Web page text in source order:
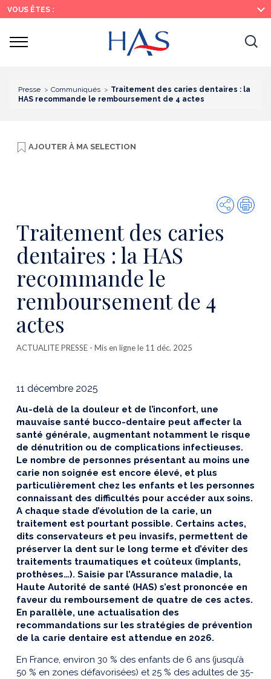
Recherche
Menu
principal
Contenu
principal
VOUS ÊTES :
Ouvrir
Presse Communiqués
Traitement des caries dentaires : la
HAS recommande le remboursement de 4 actes
AJOUTER À MA SELECTION
Partager
Traitement des caries
dentaires : la HAS
recommande le
remboursement de 4
actes
ACTUALITE PRESSE - Mis en ligne le 11 déc. 2025
11 décembre 2025
Au-delà de la douleur et de l’inconfort, une
mauvaise santé bucco-dentaire peut affecter la
santé générale, augmentant notamment le risque
de dénutrition ou de complications infectieuses.
Le nombre de personnes présentant au moins une
carie non soignée est encore élevé, et plus
particulièrement chez les enfants et les personnes
connaissant des difficultés pour accéder aux soins.
A chaque stade d’évolution de la carie, un
traitement est pourtant possible. Certains actes,
dits conservateurs et peu invasifs, permettent de
préserver la dent sur le long terme et d’éviter des
traitements traumatiques et coûteux (implants,
prothèses…). Saisie par l’Assurance maladie, la
Haute Autorité de santé (HAS) s’est prononcée en
faveur du remboursement de quatre de ces actes.
En parallèle, une actualisation des
recommandations sur les stratégies de prévention
de la carie dentaire est attendue en 2026.
En France, environ 30 % des enfants de 6 ans (jusqu’à
50 % en zones défavorisées) et 25 % des adultes de 35-